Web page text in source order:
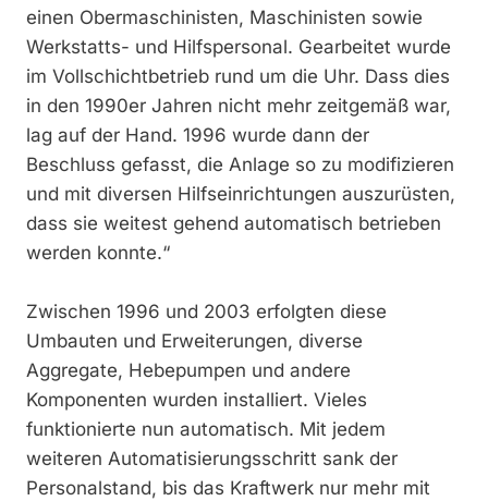
einen Obermaschinisten, Maschinisten sowie
Werkstatts- und Hilfspersonal. Gearbeitet wurde
im Vollschichtbetrieb rund um die Uhr. Dass dies
in den 1990er Jahren nicht mehr zeitgemäß war,
lag auf der Hand. 1996 wurde dann der
Beschluss gefasst, die Anlage so zu modifizieren
und mit diversen Hilfseinrichtungen auszurüsten,
dass sie weitest gehend automatisch betrieben
werden konnte.“
Zwischen 1996 und 2003 erfolgten diese
Umbauten und Erweiterungen, diverse
Aggregate, Hebepumpen und andere
Komponenten wurden installiert. Vieles
funktionierte nun automatisch. Mit jedem
weiteren Automatisierungsschritt sank der
Personalstand, bis das Kraftwerk nur mehr mit